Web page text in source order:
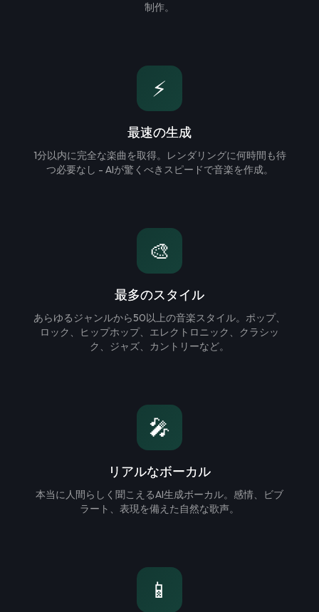
制作。
⚡
最速の生成
1分以内に完全な楽曲を取得。レンダリングに何時間も待
つ必要なし - AIが驚くべきスピードで音楽を作成。
🎨
最多のスタイル
あらゆるジャンルから50以上の音楽スタイル。ポップ、
ロック、ヒップホップ、エレクトロニック、クラシッ
ク、ジャズ、カントリーなど。
🎤
リアルなボーカル
本当に人間らしく聞こえるAI生成ボーカル。感情、ビブ
ラート、表現を備えた自然な歌声。
📱